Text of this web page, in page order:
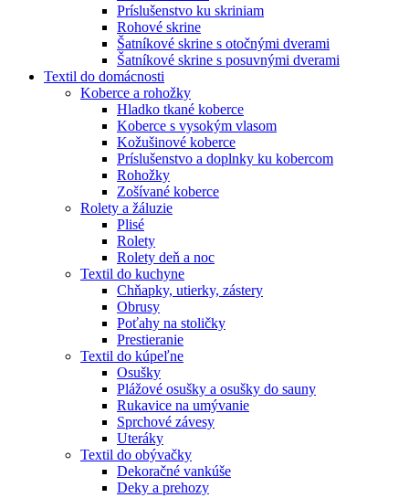
Príslušenstvo ku skriniam
Rohové skrine
Šatníkové skrine s otočnými dverami
Šatníkové skrine s posuvnými dverami
Textil do domácnosti
Koberce a rohožky
Hladko tkané koberce
Koberce s vysokým vlasom
Kožušinové koberce
Príslušenstvo a doplnky ku kobercom
Rohožky
Zošívané koberce
Rolety a žáluzie
Plisé
Rolety
Rolety deň a noc
Textil do kuchyne
Chňapky, utierky, zástery
Obrusy
Poťahy na stoličky
Prestieranie
Textil do kúpeľne
Osušky
Plážové osušky a osušky do sauny
Rukavice na umývanie
Sprchové závesy
Uteráky
Textil do obývačky
Dekoračné vankúše
Deky a prehozy